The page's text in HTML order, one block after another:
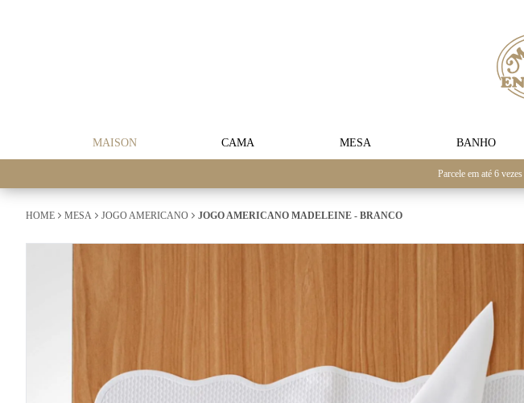
MAISON CAMA MESA BANHO
Parcele em até 6 vezes
HOME MESA JOGO AMERICANO JOGO AMERICANO MADELEINE - BRANCO